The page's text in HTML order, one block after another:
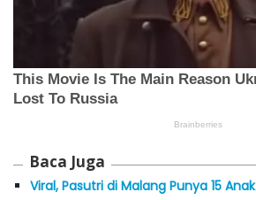
Baca Juga
Viral, Pasutri di Malang Punya 15 Anak